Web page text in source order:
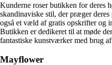
Kunderne roser butikken for deres
skandinaviske stil, der præger
også et væld af gratis opskrifter og
Butikken er dedikeret til at møde
fantastiske kunstværker med brug
Mayflower